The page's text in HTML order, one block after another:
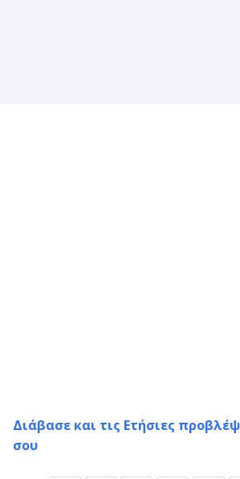
Διάβασε και τις Ετήσιες
σου